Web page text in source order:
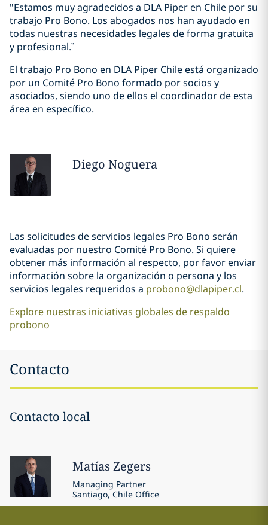
"Estamos muy agradecidos a DLA Piper en Chile por su
trabajo Pro Bono. Los abogados nos han ayudado en
todas nuestras necesidades legales de forma gratuita
y profesional.”
El trabajo Pro Bono en DLA Piper Chile está organizado
por un Comité Pro Bono formado por socios y
asociados, siendo uno de ellos el coordinador de esta
área en específico.
Diego Noguera
Las solicitudes de servicios legales Pro Bono serán
evaluadas por nuestro Comité Pro Bono. Si quiere
obtener más información al respecto, por favor enviar
información sobre la organización o persona y los
servicios legales requeridos a probono@dlapiper.cl.
Explore nuestras iniciativas globales de respaldo
probono
Contacto
Contacto local
Matías Zegers
Managing Partner
Santiago, Chile Office